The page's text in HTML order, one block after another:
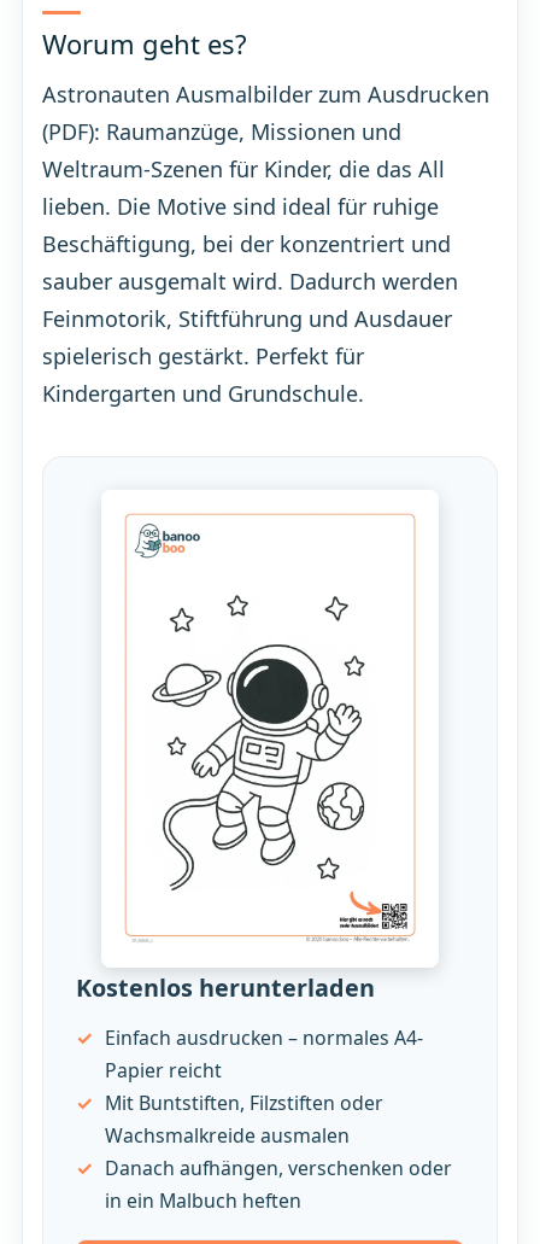
Worum geht es?
Astronauten Ausmalbilder zum Ausdrucken
(PDF): Raumanzüge, Missionen und
Weltraum-Szenen für Kinder, die das All
lieben. Die Motive sind ideal für ruhige
Beschäftigung, bei der konzentriert und
sauber ausgemalt wird. Dadurch werden
Feinmotorik, Stiftführung und Ausdauer
spielerisch gestärkt. Perfekt für
Kindergarten und Grundschule.
Kostenlos herunterladen
Einfach ausdrucken – normales A4-
Papier reicht
Mit Buntstiften, Filzstiften oder
Wachsmalkreide ausmalen
Danach aufhängen, verschenken oder
in ein Malbuch heften